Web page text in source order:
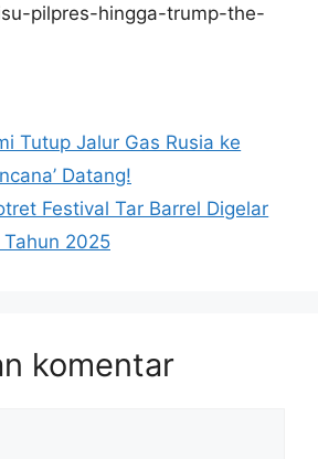
pilpres-hingga-trump-the-
Tutup Jalur Gas Rusia ke
Datang!
Festival Tar Barrel Digelar
2025
komentar